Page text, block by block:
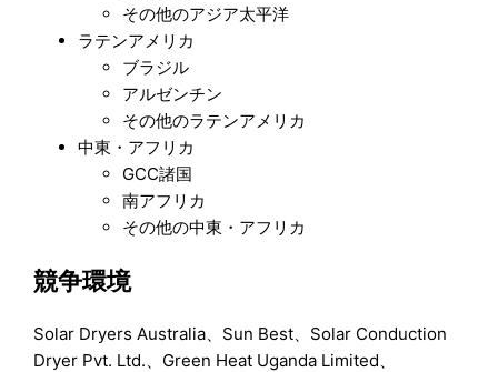
その他のアジア太平洋
ラテンアメリカ
ブラジル
アルゼンチン
その他のラテンアメリカ
中東・アフリカ
GCC諸国
南アフリカ
その他の中東・アフリカ
競争環境
Solar Dryers Australia、Sun Best、Solar Conduction
Dryer Pvt. Ltd.、Green Heat Uganda Limited、